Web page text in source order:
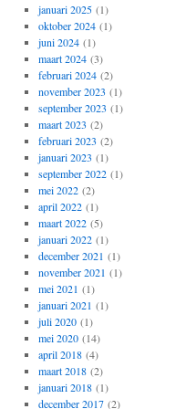
januari 2025(1)
oktober 2024(1)
juni 2024(1)
maart 2024(3)
februari 2024(2)
november 2023 (1)
september 2023 (1)
maart 2023 (2)
februari 2023 (2)
januari 2023 (1)
september 2022(1)
mei 2022(2)
april 2022(1)
maart 2022(5)
januari 2022(1)
december 2021 (1)
november 2021 (1)
mei 2021 (1)
januari 2021 (1)
juli 2020(1)
mei 2020(14)
april 2018(4)
maart 2018(2)
januari 2018(1)
december 2017(2)